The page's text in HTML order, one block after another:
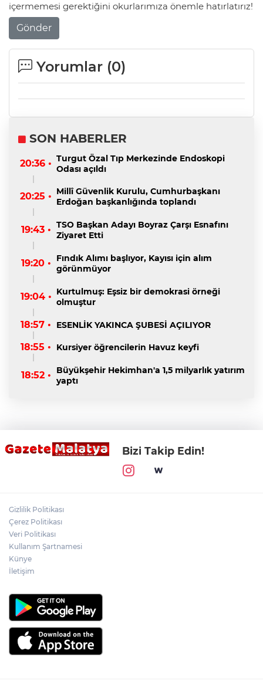
içermemesi gerektiğini okurlarımıza önemle hatırlatırız!
Gönder
Yorumlar (0)
SON HABERLER
20:36 • Turgut Özal Tıp Merkezinde Endoskopi
Odası açıldı
20:25 • Millî Güvenlik Kurulu, Cumhurbaşkanı
Erdoğan başkanlığında toplandı
19:43 • TSO Başkan Adayı Boyraz Çarşı Esnafını
Ziyaret Etti
19:20 •
Fındık Alımı başlıyor, Kayısı için alım
görünmüyor
19:04 • Kurtulmuş: Eşsiz bir demokrasi örneği
olmuştur
18:57 • ESENLİK YAKINCA ŞUBESİ AÇILIYOR
18:55 • Kursiyer öğrencilerin Havuz keyfi
18:52 •
Büyükşehir Hekimhan'a 1,5 milyarlık yatırım
yaptı
Bizi Takip Edin!
Gizlilik Politikası
Çerez Politikası
Veri Politikası
Kullanım Şartnamesi
Künye
İletişim